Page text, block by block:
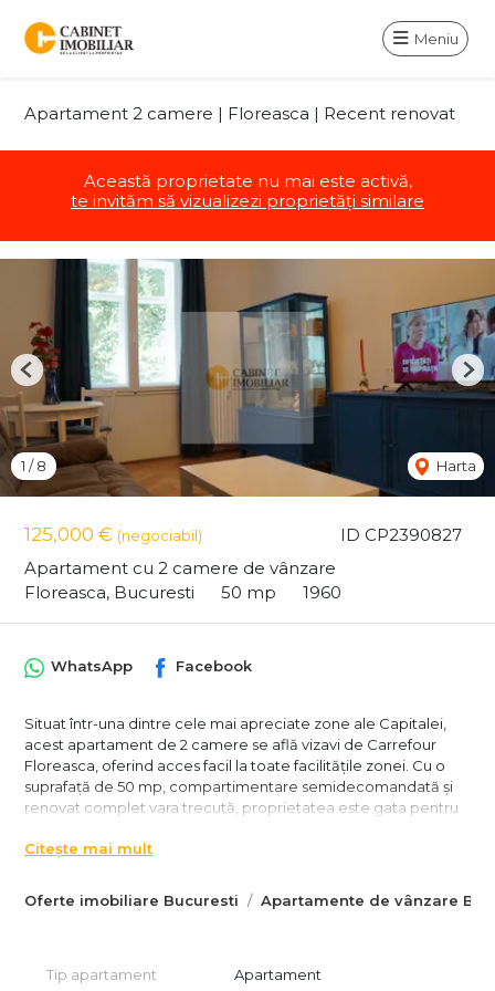
Meniu
Apartament 2 camere | Floreasca | Recent renovat
Această proprietate nu mai este activă,
te invităm să vizualizezi proprietăți similare
ID CP2390827
125,000 € (negociabil)
Apartament cu 2 camere de vânzare
Floreasca, Bucuresti
50 mp 1960
1 /8 Harta
Previous
Oferte imobiliare Bucuresti Apartamente de vânzare
WhatsApp Facebook
Situat într-una dintre cele mai apreciate zone ale Capitalei,
acest apartament de 2 camere se află vizavi de Carrefour
Floreasca, oferind acces facil la toate facilitățile zonei. Cu o
suprafață de 50 mp, compartimentare semidecomandată și
renovat complet vara trecută, proprietatea este gata pentru
semidecomandată
• Recent renovat, finisaje moderne și atmosferă primitoare
Citește mai mult
Tip apartament Apartament